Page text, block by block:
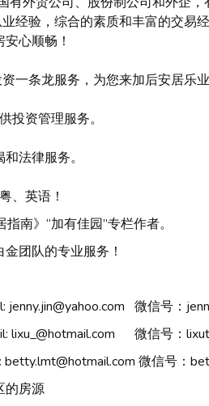
经验，综合的素质和丰富的交易
心顺畅！
一条龙服务，为您来加后安居乐
投资管理服务。
法律服务。
、英语！
南》“加有佳园”专栏作者。
团队的专业服务！
微信号：
微信号：
微信号：
的房源